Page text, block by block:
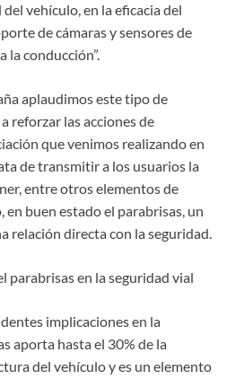
vehículo, en la eficacia del
de cámaras y sensores de
la conducción”.
aplaudimos este tipo de
reforzar las acciones de
que venimos realizando en
de transmitir a los usuarios la
entre otros elementos de
en buen estado el parabrisas, un
relación directa con la seguridad.
parabrisas en la seguridad vial
implicaciones en la
aporta hasta el 30% de la
del vehículo y es un elemento